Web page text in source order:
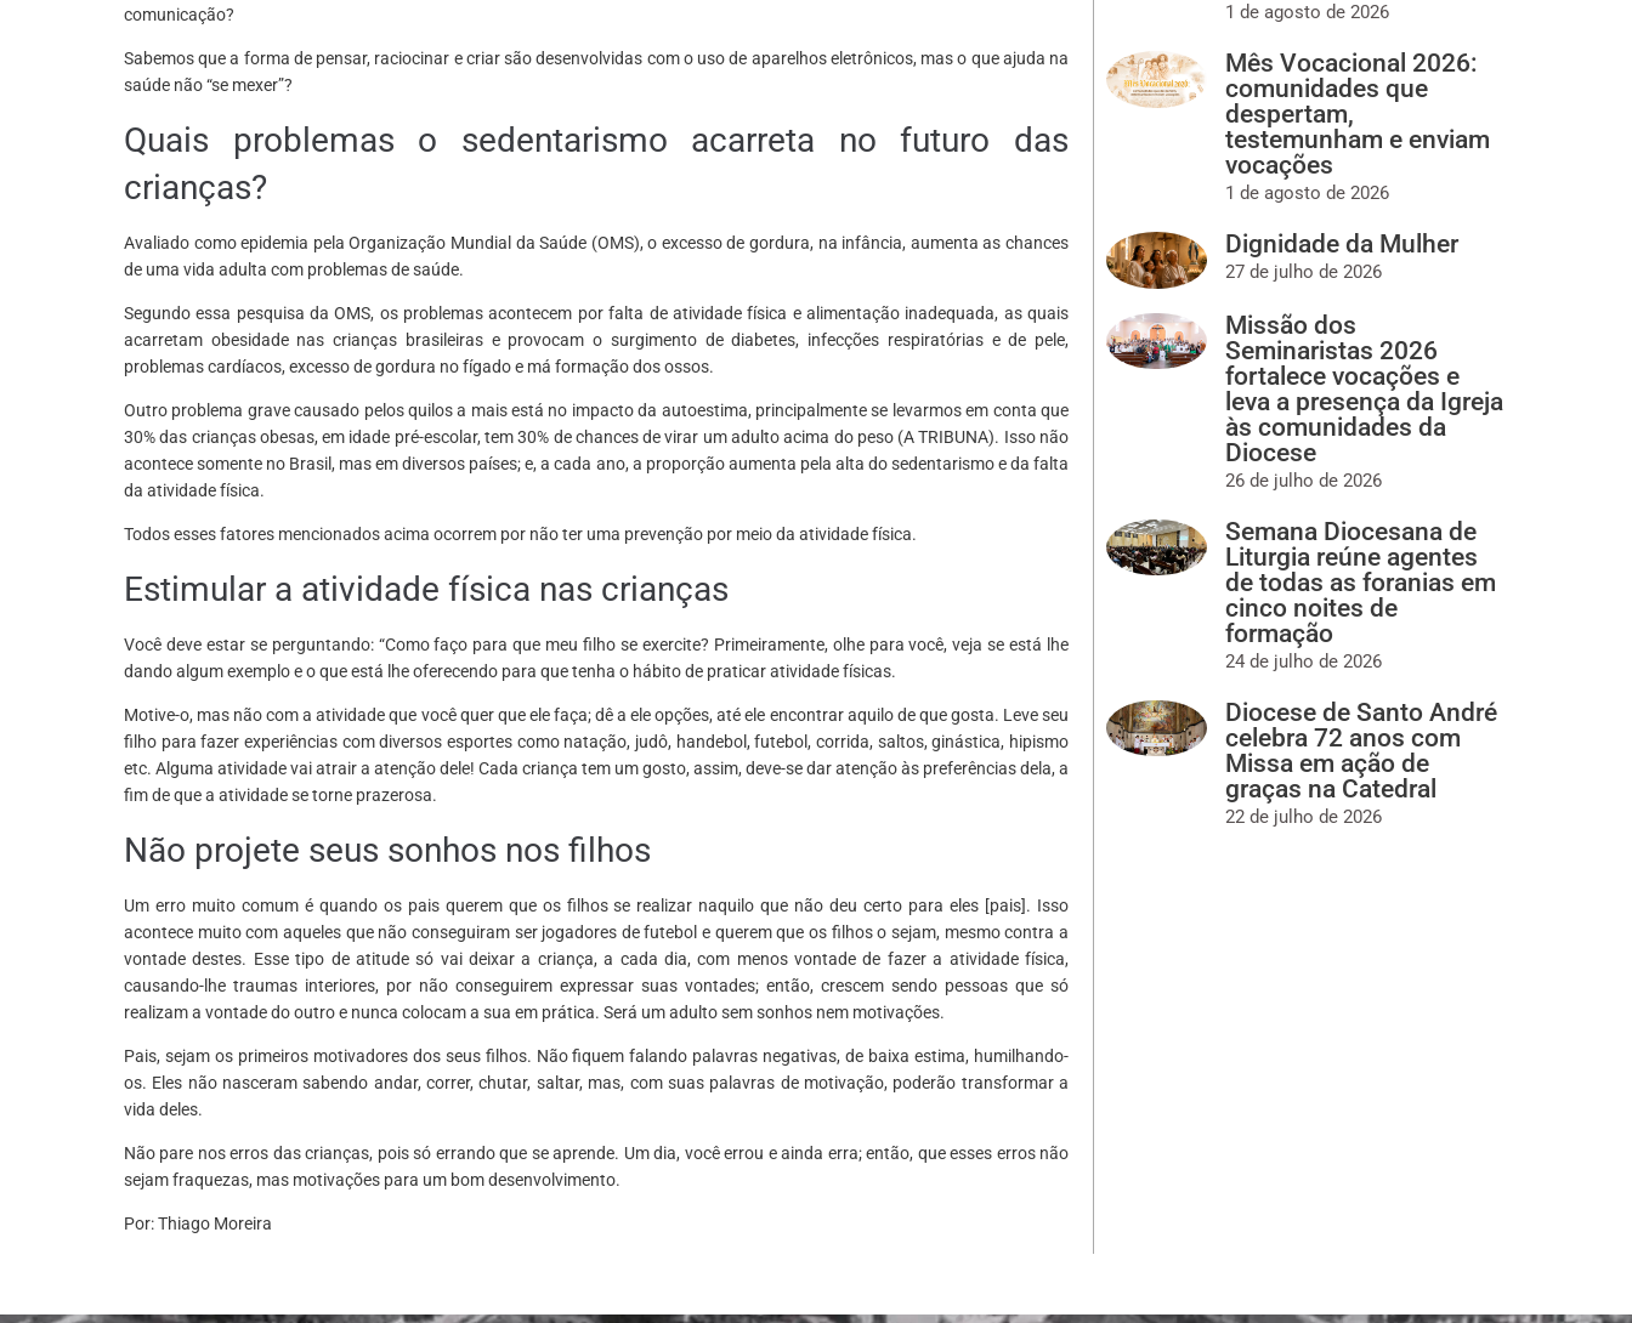
comunicação?
Sabemos que a forma de pensar, raciocinar e criar são desenvolvidas com o uso de aparelhos eletrônicos, mas o que ajuda na
saúde não “se mexer”?
Quais problemas o sedentarismo acarreta no futuro das
crianças?
Avaliado como epidemia pela Organização Mundial da Saúde (OMS), o excesso de gordura, na infância, aumenta as chances
de uma vida adulta com problemas de saúde.
Segundo essa pesquisa da OMS, os problemas acontecem por falta de atividade física e alimentação inadequada, as quais
acarretam obesidade nas crianças brasileiras e provocam o surgimento de diabetes, infecções respiratórias e de pele,
problemas cardíacos, excesso de gordura no fígado e má formação dos ossos.
Outro problema grave causado pelos quilos a mais está no impacto da autoestima, principalmente se levarmos em conta que
30% das crianças obesas, em idade pré-escolar, tem 30% de chances de virar um adulto acima do peso (A TRIBUNA). Isso não
acontece somente no Brasil, mas em diversos países; e, a cada ano, a proporção aumenta pela alta do sedentarismo e da falta
da atividade física.
Todos esses fatores mencionados acima ocorrem por não ter uma prevenção por meio da atividade física.
Estimular a atividade física nas crianças
Você deve estar se perguntando: “Como faço para que meu filho se exercite? Primeiramente, olhe para você, veja se está lhe
dando algum exemplo e o que está lhe oferecendo para que tenha o hábito de praticar atividade físicas.
Motive-o, mas não com a atividade que você quer que ele faça; dê a ele opções, até ele encontrar aquilo de que gosta. Leve seu
filho para fazer experiências com diversos esportes como natação, judô, handebol, futebol, corrida, saltos, ginástica, hipismo
etc. Alguma atividade vai atrair a atenção dele! Cada criança tem um gosto, assim, deve-se dar atenção às preferências dela, a
fim de que a atividade se torne prazerosa.
Não projete seus sonhos nos filhos
Um erro muito comum é quando os pais querem que os filhos se realizar naquilo que não deu certo para eles [pais]. Isso
acontece muito com aqueles que não conseguiram ser jogadores de futebol e querem que os filhos o sejam, mesmo contra a
vontade destes. Esse tipo de atitude só vai deixar a criança, a cada dia, com menos vontade de fazer a atividade física,
causando-lhe traumas interiores, por não conseguirem expressar suas vontades; então, crescem sendo pessoas que só
realizam a vontade do outro e nunca colocam a sua em prática. Será um adulto sem sonhos nem motivações.
Pais, sejam os primeiros motivadores dos seus filhos. Não fiquem falando palavras negativas, de baixa estima, humilhando-
os. Eles não nasceram sabendo andar, correr, chutar, saltar, mas, com suas palavras de motivação, poderão transformar a
vida deles.
Não pare nos erros das crianças, pois só errando que se aprende. Um dia, você errou e ainda erra; então, que esses erros não
sejam fraquezas, mas motivações para um bom desenvolvimento.
Por: Thiago Moreira
1 de agosto de 2026
Mês Vocacional 2026:
comunidades que
despertam,
testemunham e enviam
vocações
1 de agosto de 2026
Dignidade da Mulher
27 de julho de 2026
Missão dos
Seminaristas 2026
fortalece vocações e
leva a presença da Igreja
às comunidades da
Diocese
26 de julho de 2026
Semana Diocesana de
Liturgia reúne agentes
de todas as foranias em
cinco noites de
formação
24 de julho de 2026
Diocese de Santo André
celebra 72 anos com
Missa em ação de
graças na Catedral
22 de julho de 2026